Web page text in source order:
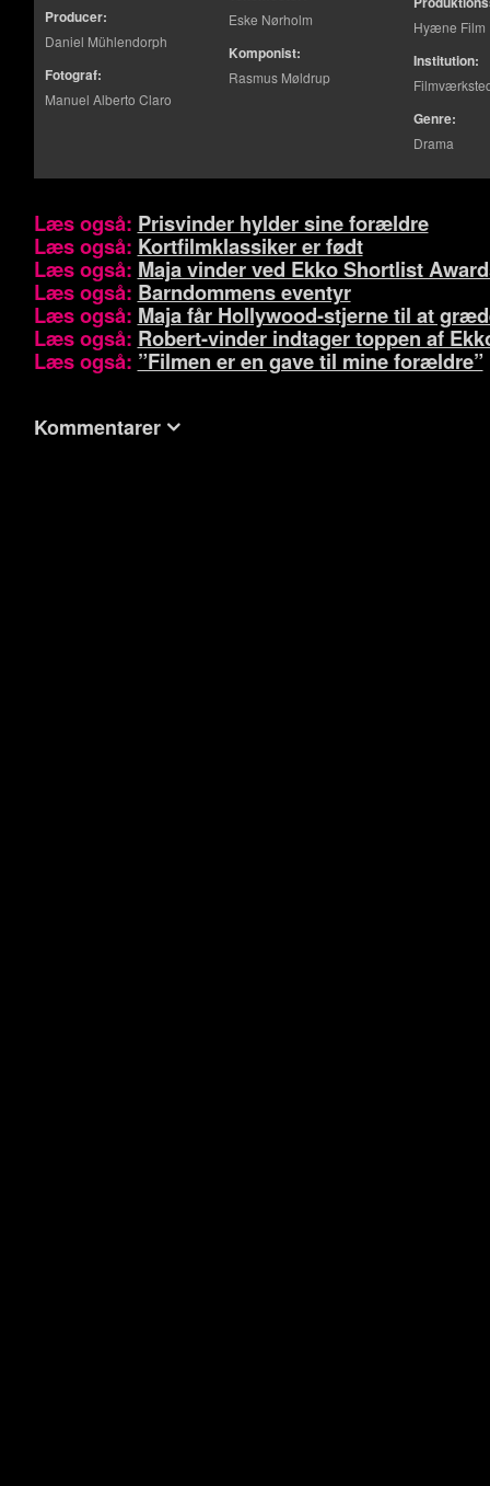
Producer:
Daniel Mühlendorph
Fotograf:
Manuel Alberto Claro
Eske Nørholm
Komponist:
Rasmus Møldrup
Hyæne Film
Institution:
Genre:
Drama
Læs også: Prisvinder hylder sine forældre
Læs også: Kortfilmklassiker er født
Læs også: Maja vinder ved Ekko Shortlist
Læs også: Barndommens eventyr
Læs også: Maja får Hollywood-stjerne til at
Læs også: Robert-vinder indtager toppen af
Læs også: ”Filmen er en gave til mine forældre”
Kommentarer